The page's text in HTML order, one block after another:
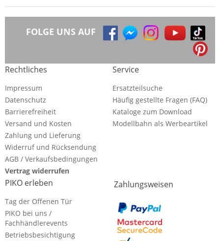
FOLGE UNS AUF
Rechtliches
Impressum
Datenschutz
Barrierefreiheit
Versand und Kosten
Zahlung und Lieferung
Widerruf und Rücksendung
AGB / Verkaufsbedingungen
Vertrag widerrufen
Service
Ersatzteilsuche
Häufig gestellte Fragen (FAQ)
Kataloge zum Download
Modellbahn als Werbeartikel
PIKO erleben
Tag der Offenen Tür
PIKO bei uns /
Fachhändlerevents
Betriebsbesichtigung
Zahlungsweisen